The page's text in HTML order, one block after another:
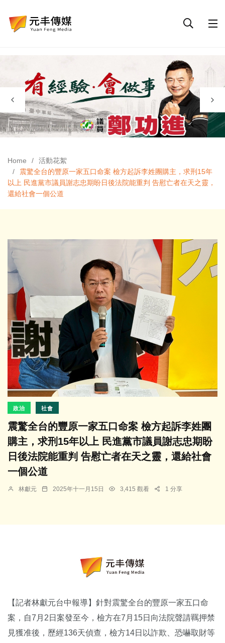
Home
活動花絮
震驚全台的豐原一家五口命案 檢方起訴李姓團購主，求刑15年
以上 民進黨市議員謝志忠期盼日後法院能重判 告慰亡者在天之靈，
還給社會一個公道
政治 社會
震驚全台的豐原一家五口命案 檢方起訴李姓團
購主，求刑15年以上 民進黨市議員謝志忠期盼
日後法院能重判 告慰亡者在天之靈，還給社會
一個公道
林獻元 2025年十一月15日 3,415 觀看 1 分享
【記者林獻元台中報導】針對震驚全台的豐原一家五口命
案，自7月2日案發至今，檢方在7月15日向法院聲請羈押禁
見獲准後，歷經136天偵查，檢方14日以詐欺、恐嚇取財等